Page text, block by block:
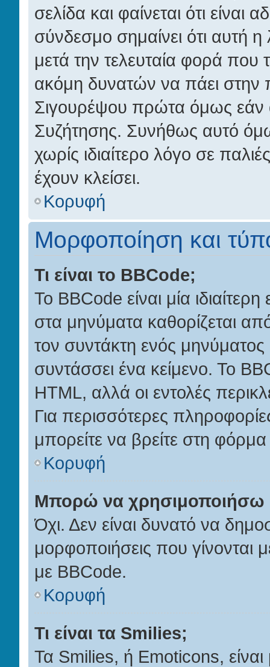
σελίδα και φαίνεται ότι
σύνδεσμο σημαίνει ότι αυτή η
μετά την τελευταία φορά που
ακόμη δυνατών να πάει στην
Σιγουρέψου πρώτα όμως εάν
Συζήτησης. Συνήθως αυτό
χωρίς ιδιαίτερο λόγο σε
έχουν κλείσει.
Κορυφή
Μορφοποίηση και
Τι είναι το BBCode;
Το BBCode είναι μία
στα μηνύματα καθορίζεται
τον συντάκτη ενός
συντάσσει ένα κείμενο. Το
HTML, αλλά οι εντολές
Για περισσότερες
μπορείτε να βρείτε στη
Κορυφή
Μπορώ να χρησιμοποιήσω
Όχι. Δεν είναι δυνατό να
μορφοποιήσεις που γίνονται
με BBCode.
Κορυφή
Τι είναι τα Smilies;
Τα Smilies, ή Emoticons,